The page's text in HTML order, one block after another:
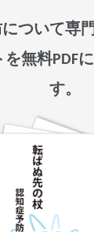
ついて専
無料PDF
す。